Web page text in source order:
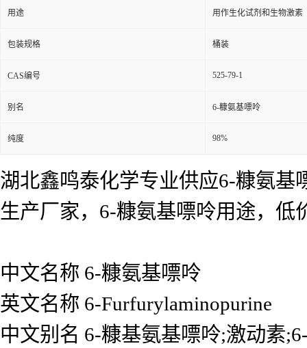
用途 用作生化试剂和生物激素
包装规格 桶装
CAS编号 525-79-1
别名 6-糠氨基嘌呤
纯度 98%
湖北鑫鸣泰化学专业供应6-糠氨基
生产厂家，6-糠氨基嘌呤用途，
中文名称 6-糠氨基嘌呤
英文名称 6-Furfurylaminopurine
中文别名 6-糠基氨基嘌呤;激动素